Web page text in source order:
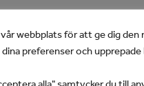
9 maj 2026
webbplats för att ge dig
preferenser och upprepade
alla" samtycker du till